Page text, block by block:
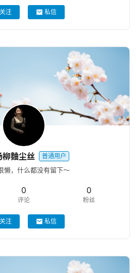
关注 私信
柳麯尘丝 普通用户
懒，什么都没有留下～
0
评论
0
粉丝
关注 私信